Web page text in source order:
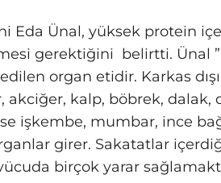
Eda Ünal, yüksek protein
gerektiğini belirtti. Ünal
organ etidir. Karkas
akciğer, kalp, böbrek, dalak,
işkembe, mumbar, ince
girer. Sakatatlar
birçok yarar